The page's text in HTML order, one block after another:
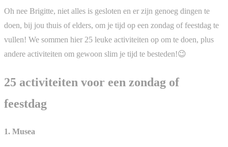
Oh nee Brigitte, niet alles is gesloten en er zijn genoeg dingen te
doen, bij jou thuis of elders, om je tijd op een zondag of feestdag te
vullen! We sommen hier 25 leuke activiteiten op om te doen, plus
andere activiteiten om gewoon slim je tijd te besteden!😉
25 activiteiten voor een zondag of
feestdag
1. Musea